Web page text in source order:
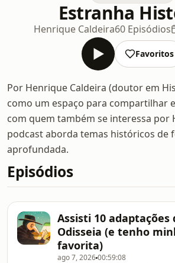
Estranha
Henrique Caldeira60 Episódios
Favoritos
Por Henrique Caldeira (doutor em
como um espaço para compartilhar
com quem também se interessa por
podcast aborda temas históricos de
aprofundada.
Episódios
Assisti 10 adaptações
Odisseia (e tenho
favorita)
ago 7, 202600:59:08